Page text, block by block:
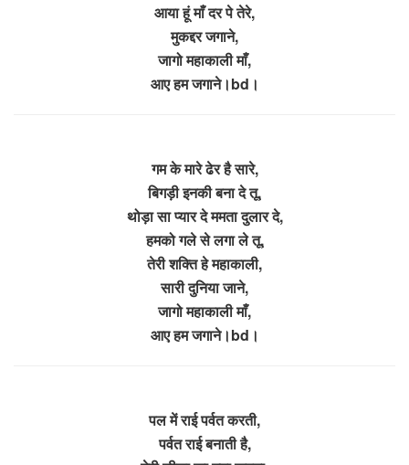
आया हूं माँ दर पे तेरे,
मुकद्दर जगाने,
जागो महाकाली माँ,
आए हम जगाने।bd।
गम के मारे ढेर है सारे,
बिगड़ी इनकी बना दे तू,
थोड़ा सा प्यार दे ममता दुलार दे,
हमको गले से लगा ले तू,
तेरी शक्ति हे महाकाली,
सारी दुनिया जाने,
जागो महाकाली माँ,
आए हम जगाने।bd।
पल में राई पर्वत करती,
पर्वत राई बनाती है,